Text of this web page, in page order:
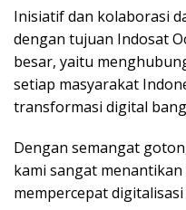
Inisiatif dan kolaborasi
dengan tujuan Indosat
besar, yaitu
setiap masyarakat
transformasi digital
Dengan semangat
kami sangat
mempercepat digitalisasi